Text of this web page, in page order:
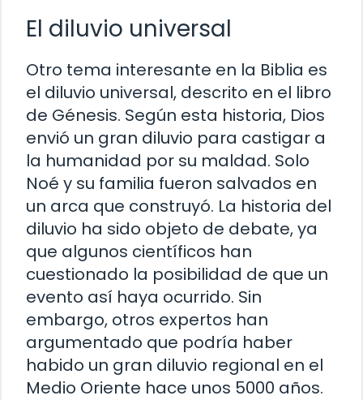
El diluvio universal
Otro tema interesante en la Biblia es
el diluvio universal, descrito en el libro
de Génesis. Según esta historia, Dios
envió un gran diluvio para castigar a
la humanidad por su maldad. Solo
Noé y su familia fueron salvados en
un arca que construyó. La historia del
diluvio ha sido objeto de debate, ya
que algunos científicos han
cuestionado la posibilidad de que un
evento así haya ocurrido. Sin
embargo, otros expertos han
argumentado que podría haber
habido un gran diluvio regional en el
Medio Oriente hace unos 5000 años.